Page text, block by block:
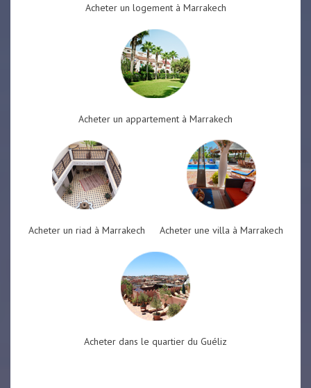
Acheter un logement à Marrakech
Acheter un appartement à Marrakech
Acheter un riad à Marrakech Acheter une villa à Marrakech
Acheter dans le quartier du Guéliz